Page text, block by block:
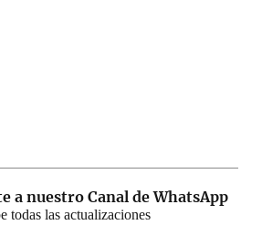
a nuestro Canal de WhatsApp
todas las actualizaciones